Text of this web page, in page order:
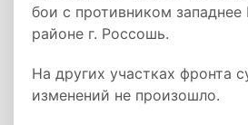
бои с противником
районе г. Россошь.
На других участках фронта
изменений не произошло.